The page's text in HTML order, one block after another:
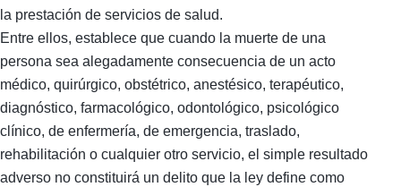
la prestación de servicios de salud.
Entre ellos, establece que cuando la muerte de una
persona sea alegadamente consecuencia de un acto
médico, quirúrgico, obstétrico, anestésico, terapéutico,
diagnóstico, farmacológico, odontológico, psicológico
clínico, de enfermería, de emergencia, traslado,
rehabilitación o cualquier otro servicio, el simple resultado
adverso no constituirá un delito que la ley define como